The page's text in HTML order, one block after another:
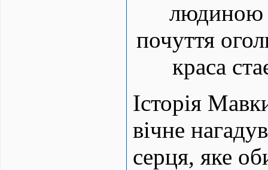
людиною
почуття
краса
Історія
вічне
серця, яке